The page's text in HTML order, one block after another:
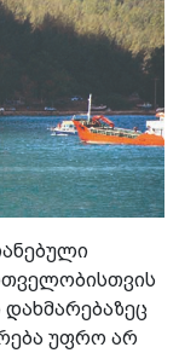
დახმარებაზეც
უფრო არ